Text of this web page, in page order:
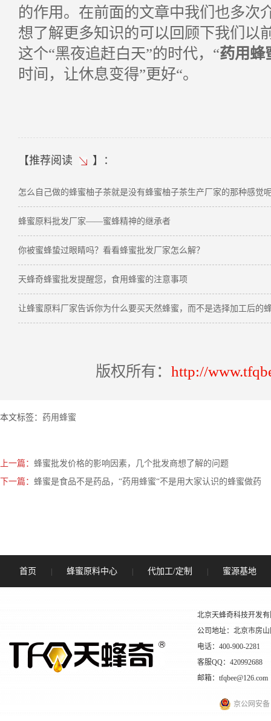
的作用。在前面的文章中我们也多次
想了解更多知识的可以回顾下我们以
这个“黑夜追赶白天”的时代，“药用蜂
时间，让休息变得”更好“。
【推荐阅读 】：
怎么自己做的蜂蜜柚子茶就是没有蜂蜜柚子茶生产厂家的那种感觉
蜂蜜原料批发厂家——蜜蜂精神的继承者
你被蜜蜂蛰过眼睛吗？看看蜂蜜批发厂家怎么解？
天蜂奇蜂蜜批发提醒您，食用蜂蜜的注意事项
让蜂蜜原料厂家告诉你为什么要买天然蜂蜜，而不是选择加工后的
版权所有： http://
本文标签： 药用蜂蜜
上一篇： 蜂蜜批发价格的影响因素，几个批发商想了解的问题
下一篇： 蜂蜜是食品不是药品，“药用蜂蜜“不是用大家认识的蜂蜜做药
首页 蜂蜜原料中心 代加工/定制 蜜源基地
北京天蜂奇科技开发
公司地址：北京市房
电话：400-900-2281
客服QQ：420992688
邮箱：tfqbee@126.com
京公网安备